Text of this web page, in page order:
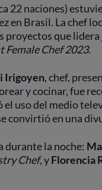
22 naciones)
en Brasil. La chef
que lidera
Female Chef 2023.
Irigoyen, chef,
y cocinar, fue
uso del medio
convirtió en una
durante la noche:
Chef, yFlorencia